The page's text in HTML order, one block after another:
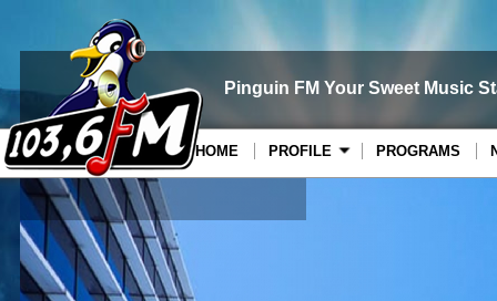
Pinguin FM Your Sweet Music
PROGRAMS
PROFILE
HOME